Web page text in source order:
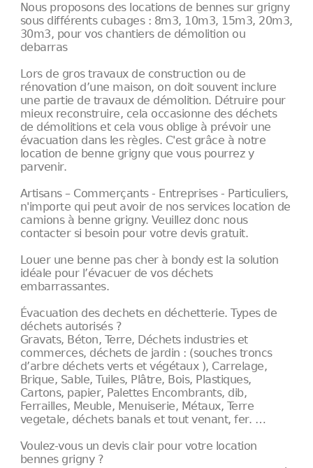
Nous proposons des locations de bennes sur grigny
sous différents cubages : 8m3, 10m3, 15m3, 20m3,
30m3, pour vos chantiers de démolition ou
debarras
Lors de gros travaux de construction ou de
rénovation d’une maison, on doit souvent inclure
une partie de travaux de démolition. Détruire pour
mieux reconstruire, cela occasionne des déchets
de démolitions et cela vous oblige à prévoir une
évacuation dans les règles. C'est grâce à notre
location de benne grigny que vous pourrez y
parvenir.
Artisans – Commerçants - Entreprises - Particuliers,
n'importe qui peut avoir de nos services location de
camions à benne grigny. Veuillez donc nous
contacter si besoin pour votre devis gratuit.
Louer une benne pas cher à bondy est la solution
idéale pour l’évacuer de vos déchets
embarrassantes.
Évacuation des dechets en déchetterie. Types de
déchets autorisés ?
Gravats, Béton, Terre, Déchets industries et
commerces, déchets de jardin : (souches troncs
d’arbre déchets verts et végétaux ), Carrelage,
Brique, Sable, Tuiles, Plâtre, Bois, Plastiques,
Cartons, papier, Palettes Encombrants, dib,
Ferrailles, Meuble, Menuiserie, Métaux, Terre
vegetale, déchets banals et tout venant, fer. …
Voulez-vous un devis clair pour votre location
bennes grigny ?